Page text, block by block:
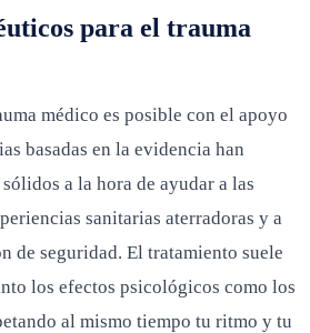
para el trauma
médico es posible con el apoyo
basadas en la evidencia han
a la hora de ayudar a las
sanitarias aterradoras y a
de seguridad. El tratamiento suele
los efectos psicológicos como los
al mismo tiempo tu ritmo y tu